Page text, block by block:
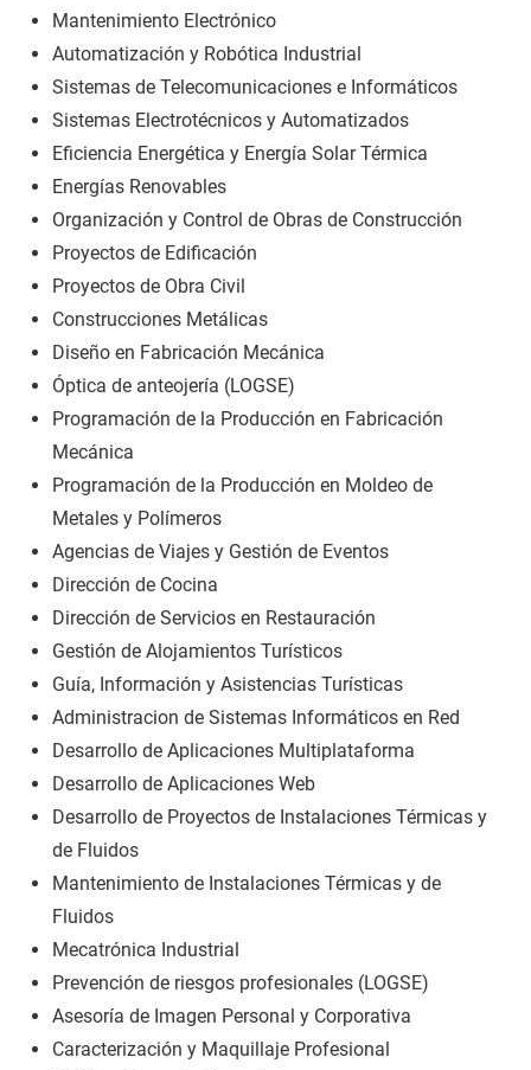
Mantenimiento Electrónico
Automatización y Robótica Industrial
Sistemas de Telecomunicaciones e Informáticos
Sistemas Electrotécnicos y Automatizados
Eficiencia Energética y Energía Solar Térmica
Energías Renovables
Organización y Control de Obras de Construcción
Proyectos de Edificación
Proyectos de Obra Civil
Construcciones Metálicas
Diseño en Fabricación Mecánica
Óptica de anteojería (LOGSE)
Programación de la Producción en Fabricación
Mecánica
Programación de la Producción en Moldeo de
Metales y Polímeros
Agencias de Viajes y Gestión de Eventos
Dirección de Cocina
Dirección de Servicios en Restauración
Gestión de Alojamientos Turísticos
Guía, Información y Asistencias Turísticas
Administracion de Sistemas Informáticos en Red
Desarrollo de Aplicaciones Multiplataforma
Desarrollo de Aplicaciones Web
Desarrollo de Proyectos de Instalaciones Térmicas y
de Fluidos
Mantenimiento de Instalaciones Térmicas y de
Fluidos
Mecatrónica Industrial
Prevención de riesgos profesionales (LOGSE)
Asesoría de Imagen Personal y Corporativa
Caracterización y Maquillaje Profesional